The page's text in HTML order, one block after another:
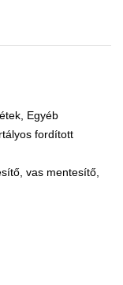
, Egyéb
fordított
, vas mentesítő,